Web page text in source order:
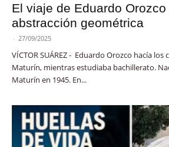
El viaje de Eduardo
abstracción geométrica
- 27/09/2025
VÍCTOR SUÁREZ - Eduardo Orozco hacía los
Maturín, mientras estudiaba bachillerato.
Maturín en 1945. En...